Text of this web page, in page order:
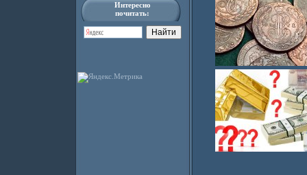
Интересно
почитать: